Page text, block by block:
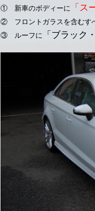
① 新車のボディーに
「ス
② フロントガラスを含むす
③ ルーフに 「ブラック